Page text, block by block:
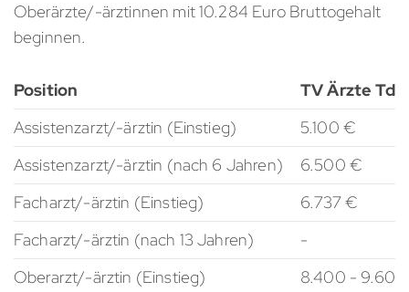
Oberärzte/-ärztinnen mit 10.284 Euro Bruttogehalt
beginnen.
Position
TV Ärzte TdL
Assistenzarzt/-ärztin (Einstieg)
5.100 €
Assistenzarzt/-ärztin (nach 6 Jahren)
6.500 €
Facharzt/-ärztin (Einstieg)
6.737 €
Facharzt/-ärztin (nach 13 Jahren)
-
Oberarzt/-ärztin (Einstieg)
8.400 -